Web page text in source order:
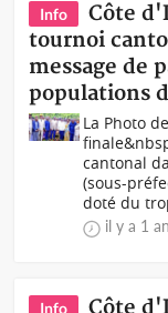
Info
Côte
tournoi
message de
populations
La Photo
cantonal
(sous-
doté du
il y a 1 an
Info